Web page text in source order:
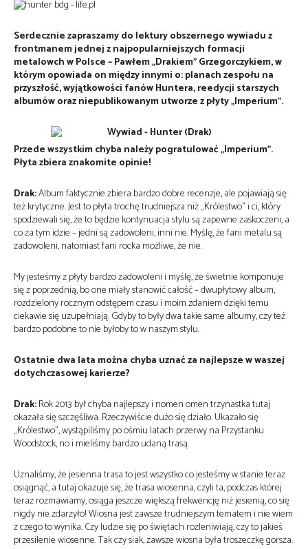
Serdecznie zapraszamy do lektury obszernego wywiadu z
frontmanem jednej z najpopularniejszych formacji
metalowch w Polsce – Pawłem „Drakiem” Grzegorczykiem, w
którym opowiada on między innymi o: planach zespołu na
przyszłość, wyjątkowości fanów Huntera, reedycji starszych
albumów oraz niepublikowanym utworze z płyty „Imperium”.
Przede wszystkim chyba należy pogratulować „Imperium”.
Płyta zbiera znakomite opinie!
Drak:Album faktycznie zbiera bardzo dobre recenzje, ale pojawiają się
też krytyczne. Jest to płyta trochę trudniejsza niż „Królestwo” i ci, który
spodziewali się, że to będzie kontynuacja stylu są zapewne zaskoczeni, a
co za tym idzie – jedni są zadowoleni, inni nie. Myślę, że fani metalu są
zadowoleni, natomiast fani rocka możliwe, że nie.
My jesteśmy z płyty bardzo zadowoleni i myślę, że świetnie komponuje
się z poprzednią, bo one miały stanowić całość – dwupłytowy album,
rozdzielony rocznym odstępem czasu i moim zdaniem dzięki temu
ciekawie się uzupełniają. Gdyby to były dwa takie same albumy, czy też
bardzo podobne to nie byłoby to w naszym stylu.
Ostatnie dwa lata można chyba uznać za najlepsze w waszej
dotychczasowej karierze?
Drak:Rok 2013 był chyba najlepszy i nomen omen trzynastka tutaj
okazała się szczęśliwa. Rzeczywiście dużo się działo. Ukazało się
„Królestwo”, wystąpiliśmy po ośmiu latach przerwy na Przystanku
Woodstock, no i mieliśmy bardzo udaną trasą.
Uznaliśmy, że jesienna trasa to jest wszystko co jesteśmy w stanie teraz
osiągnąć, a tutaj okazuje się, że trasa wiosenna, czyli ta, podczas której
teraz rozmawiamy, osiąga jeszcze większą frekwencję niż jesienią, co się
nigdy nie zdarzyło! Wiosna jest zawsze trudniejszym tematem i nie wiem
z czego to wynika. Czy ludzie się po świętach rozleniwiają, czy to jakieś
przesilenie wiosenne. Tak czy siak, zawsze wiosna była troszeczkę gorsza.